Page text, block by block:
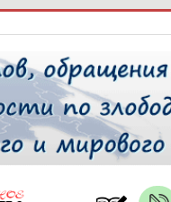
ТАБЛО АКТИВНОСТИ